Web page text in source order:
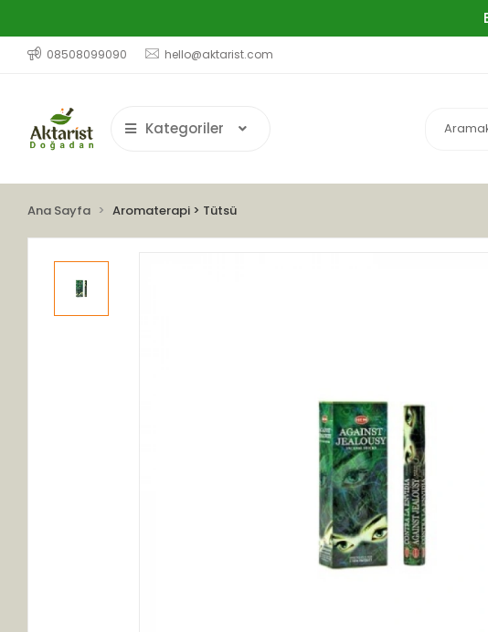
08508099090 hello@aktarist.com
Kategoriler
Ana Sayfa Aromaterapi > Tütsü